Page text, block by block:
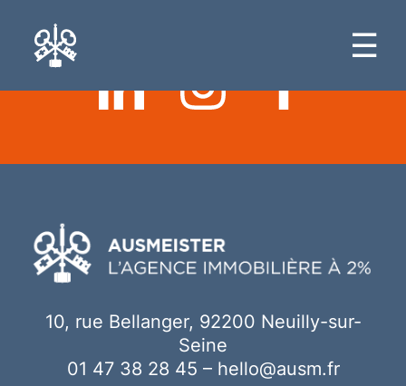
☰
10, rue Bellanger, 92200 Neuilly-sur-
Seine
01 47 38 28 45 – hello@ausm.fr